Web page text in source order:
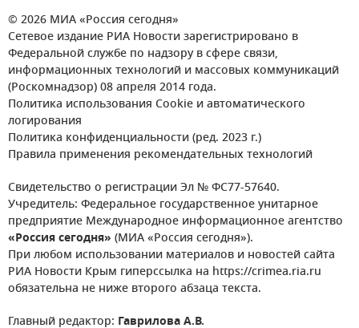
© 2026 МИА «Россия сегодня»
Сетевое издание РИА Новости зарегистрировано в
Федеральной службе по надзору в сфере связи,
информационных технологий и массовых коммуникаций
(Роскомнадзор) 08 апреля 2014 года.
Политика использования Cookie и автоматического
логирования
Политика конфиденциальности (ред. 2023 г.)
Правила применения рекомендательных технологий
Свидетельство о регистрации Эл № ФС77-57640.
Учредитель: Федеральное государственное унитарное
предприятие Международное информационное агентство
«Россия сегодня» (МИА «Россия сегодня»).
При любом использовании материалов и новостей сайта
РИА Новости Крым гиперссылка на https://crimea.ria.ru
обязательна не ниже второго абзаца текста.
Главный редактор: Гаврилова А.В.